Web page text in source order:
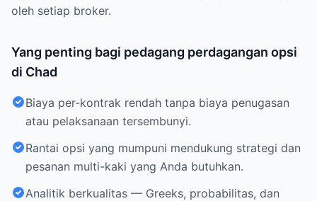
oleh setiap broker.
Yang penting bagi pedagang perdagangan opsi
di Chad
Biaya per-kontrak rendah tanpa biaya penugasan
atau pelaksanaan tersembunyi.
Rantai opsi yang mumpuni mendukung strategi dan
pesanan multi-kaki yang Anda butuhkan.
Analitik berkualitas — Greeks, probabilitas, dan